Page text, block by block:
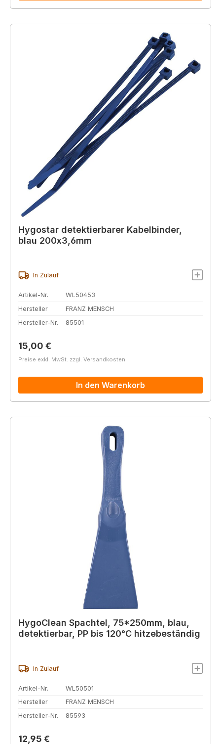
Hygostar detektierbarer Kabelbinder,
blau 200x3,6mm
In Zulauf
Artikel-Nr.
WL50453
Hersteller
FRANZ MENSCH
Hersteller-Nr.
85501
Regulärer Preis:
15,00 €
Preise exkl. MwSt. zzgl. Versandkosten
In den Warenkorb
HygoClean Spachtel, 75*250mm, blau,
detektierbar, PP bis 120°C hitzebeständig
In Zulauf
Artikel-Nr.
WL50501
Hersteller
FRANZ MENSCH
Hersteller-Nr.
85593
Regulärer Preis:
12,95 €